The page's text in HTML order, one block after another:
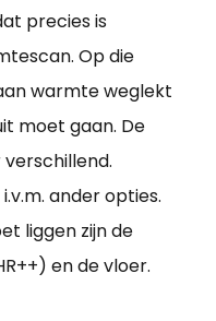
precies is
Op die
warmte weglekt
moet gaan. De
ander opties.
liggen zijn de
en de vloer.